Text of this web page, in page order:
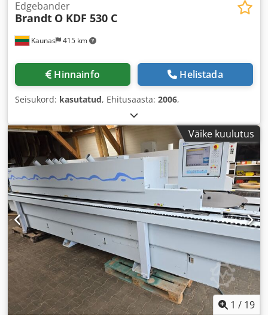
Kaunas 415 km
Edgebander
Brandt O KDF 530 C
Hinnainfo Helistada
Seisukord: kasutatud, Ehitusaasta: 2006,
Väike kuulutus
1 / 19